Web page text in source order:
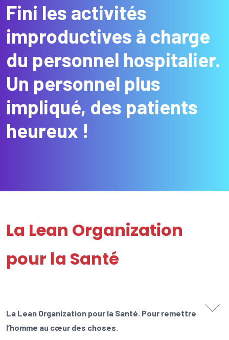
Fini les activités
improductives à charge
du personnel hospitalier.
Un personnel plus
impliqué, des patients
heureux !
La Lean Organization
pour la Santé
La Lean Organization pour la Santé. Pour remettre
l’homme au cœur des choses.